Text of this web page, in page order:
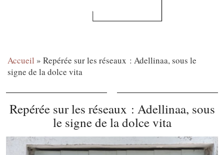
Accueil » Repérée sur les réseaux : Adellinaa, sous le
signe de la dolce vita
Repérée sur les réseaux : Adellinaa, sous
le signe de la dolce vita